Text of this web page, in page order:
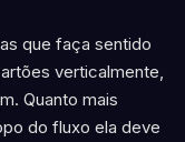
que faça sentido
verticalmente,
Quanto mais
do fluxo ela deve